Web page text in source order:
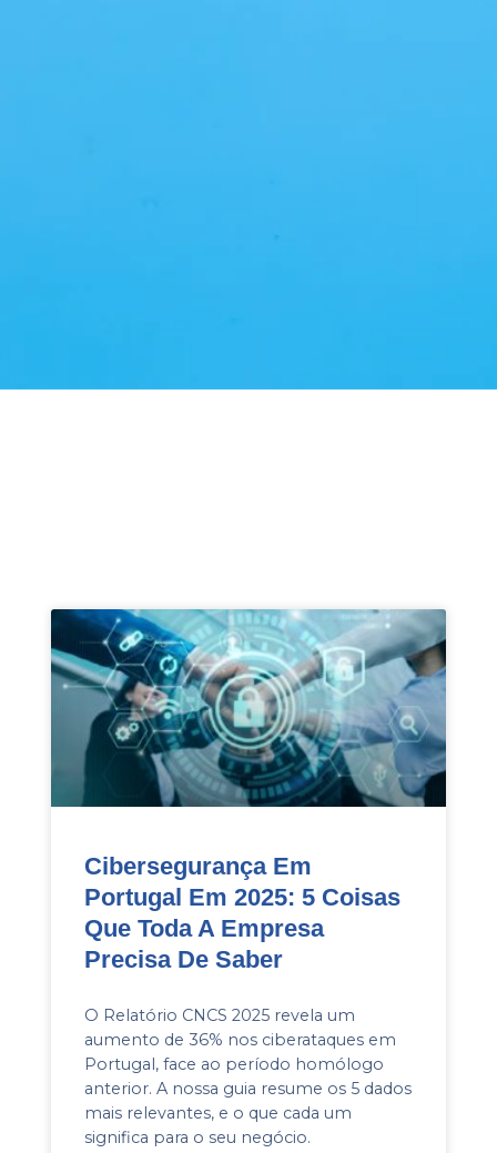
Cibersegurança Em
Portugal Em 2025: 5 Coisas
Que Toda A Empresa
Precisa De Saber
O Relatório CNCS 2025 revela um
aumento de 36% nos ciberataques em
Portugal, face ao período homólogo
anterior. A nossa guia resume os 5 dados
mais relevantes, e o que cada um
significa para o seu negócio.